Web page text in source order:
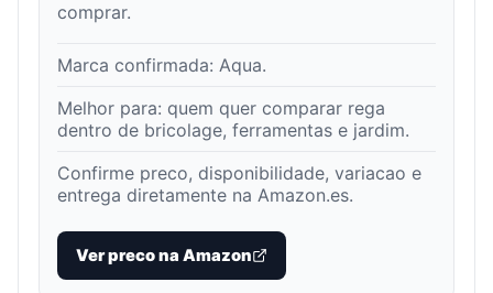
comprar.
Marca confirmada: Aqua.
Melhor para: quem quer comparar rega
dentro de bricolage, ferramentas e jardim.
Confirme preco, disponibilidade, variacao e
entrega diretamente na Amazon.es.
Ver preco na Amazon